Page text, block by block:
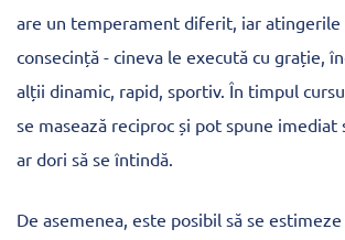
are un temperament diferit, iar atingerile
consecință - cineva le execută cu grație,
alții dinamic, rapid, sportiv. În timpul
se masează reciproc și pot spune imediat
ar dori să se întindă.
De asemenea, este posibil să se